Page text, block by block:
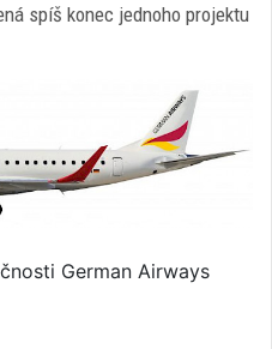
spíš konec jednoho projektu
German Airways